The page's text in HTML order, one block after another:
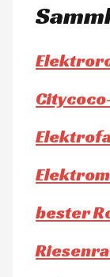
bester